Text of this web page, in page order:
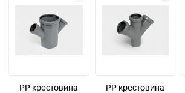
PP крестовина
PP крестовина